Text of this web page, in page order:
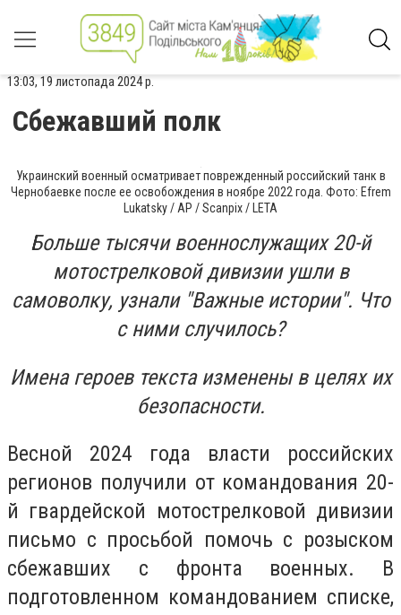
13:03, 19 листопада 2024 р.
Сбежавший полк
Украинский военный осматривает поврежденный российский танк в
Чернобаевке после ее освобождения в ноябре 2022 года. Фото: Efrem
Lukatsky / AP / Scanpix / LETA
Больше тысячи военнослужащих 20-й
мотострелковой дивизии ушли в
самоволку, узнали "Важные истории". Что
с ними случилось?
Имена героев текста изменены в целях их
безопасности.
Весной 2024 года власти российских
регионов получили от командования 20-
й гвардейской мотострелковой дивизии
письмо с просьбой помочь с розыском
сбежавших с фронта военных. В
подготовленном командованием списке,